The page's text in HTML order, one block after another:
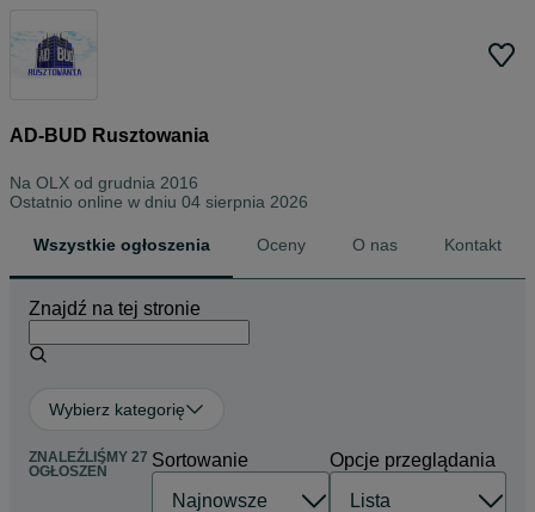
AD-BUD Rusztowania
Na OLX od grudnia 2016
Ostatnio online w dniu 04 sierpnia 2026
Wszystkie ogłoszenia Oceny O nas Kontakt
Znajdź na tej stronie
Wybierz kategorię
ZNALEŹLIŚMY 27
OGŁOSZEŃ
Sortowanie Opcje przeglądania